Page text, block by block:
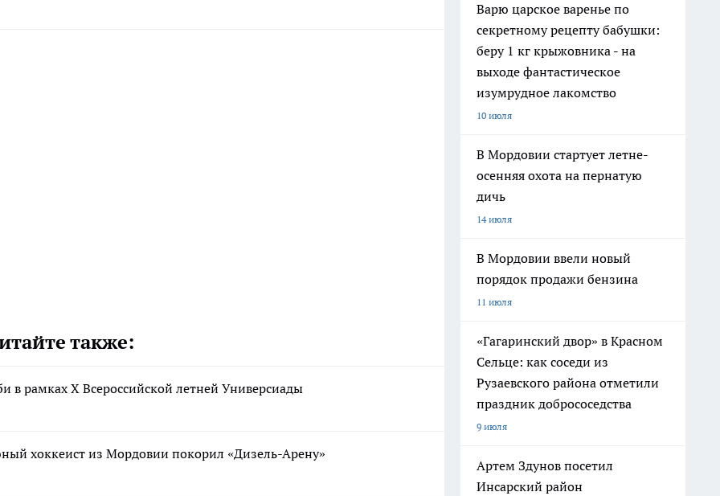
также:
в рамках X Всероссийской летней Универсиады
хоккеист из Мордовии покорил «Дизель-Арену»
Варю царское варенье по
секретному рецепту бабушки:
беру 1 кг крыжовника - на
выходе фантастическое
изумрудное лакомство
10 июля
В Мордовии стартует летне-
осенняя охота на пернатую
дичь
14 июля
В Мордовии ввели новый
порядок продажи бензина
11 июля
«Гагаринский двор» в Красном
Сельце: как соседи из
Рузаевского района отметили
праздник добрососедства
9 июля
Артем Здунов посетил
Инсарский район